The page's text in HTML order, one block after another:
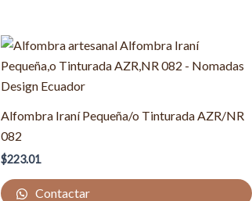
Alfombra Iraní Pequeña/o Tinturada AZR/NR
082
$223.01
Contactar